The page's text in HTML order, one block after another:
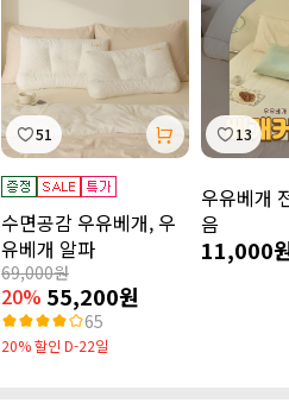
51
수면공감 우유베개, 우
유베개 알파
69,000원
20% 55,200원
65
20% 할인 D-22일
13
우유베개
음
11,000원